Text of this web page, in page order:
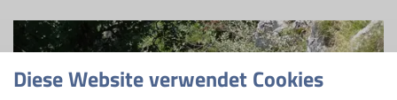
Diese Website verwendet Cookies